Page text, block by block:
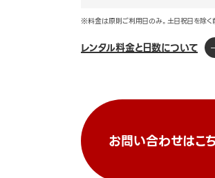
※料金は原則ご利用日のみ。土日祝日を除く
レンタル料金と日数について
お問い合わせはこ